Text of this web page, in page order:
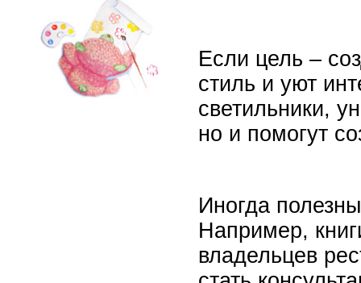
Если цель –
стиль и уют
светильники,
но и помогут
Иногда
Например,
владельцев